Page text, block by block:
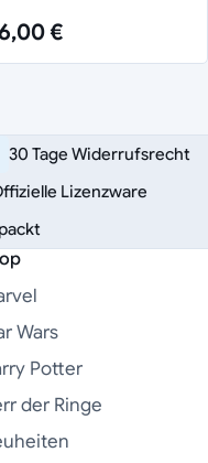
€
30 Tage Widerrufsrecht
Lizenzware
Wars
Potter
der Ringe